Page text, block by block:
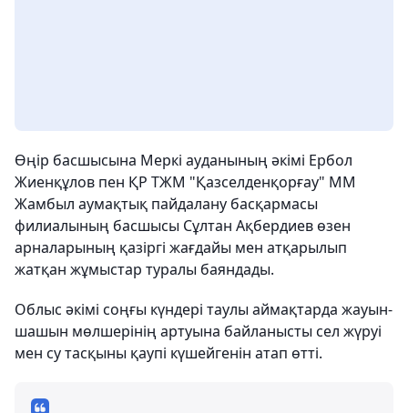
Өңір басшысына Меркі ауданының әкімі Ербол
Жиенқұлов пен ҚР ТЖМ "Қазселденқорғау" ММ
Жамбыл аумақтық пайдалану басқармасы
филиалының басшысы Сұлтан Ақбердиев өзен
арналарының қазіргі жағдайы мен атқарылып
жатқан жұмыстар туралы баяндады.
Облыс әкімі соңғы күндері таулы аймақтарда жауын-
шашын мөлшерінің артуына байланысты сел жүруі
мен су тасқыны қаупі күшейгенін атап өтті.